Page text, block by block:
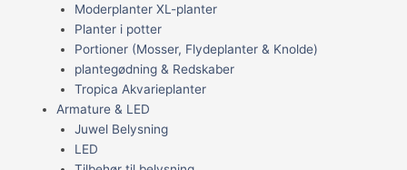
Moderplanter XL-planter
Planter i potter
Portioner (Mosser, Flydeplanter & Knolde)
plantegødning & Redskaber
Tropica Akvarieplanter
Armature & LED
Juwel Belysning
LED